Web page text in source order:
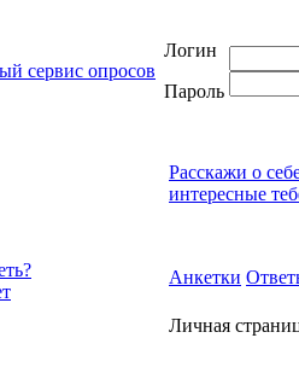
Логин
Пароль
Расскажи о
интересные
Анкетки
Личная